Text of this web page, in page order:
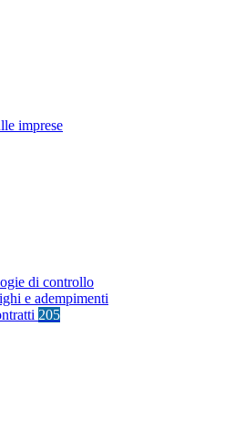
imprese
di controllo
e adempimenti
205